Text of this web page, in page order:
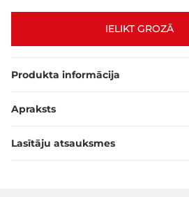
IELIKT GROZĀ
Produkta informācija
Apraksts
Lasītāju atsauksmes